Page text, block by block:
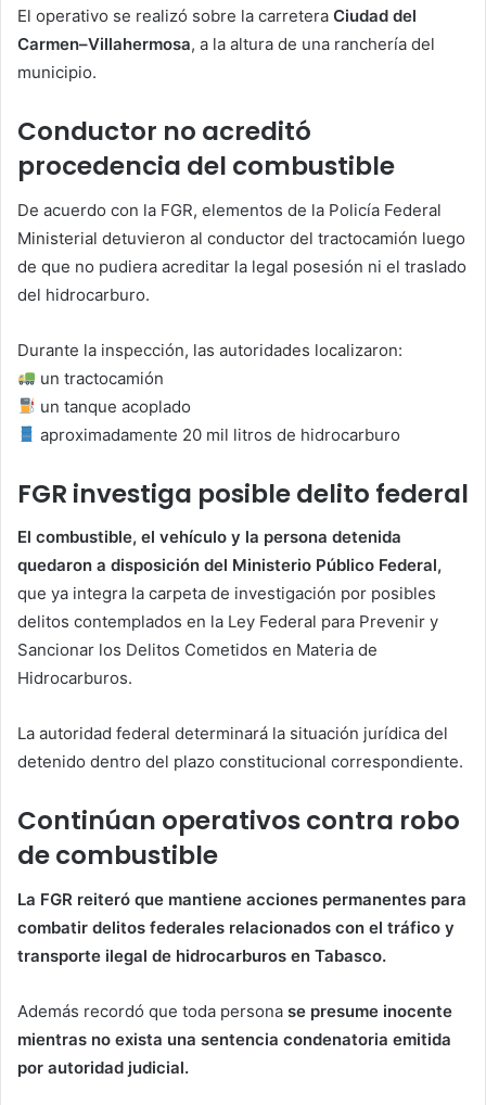
El operativo se realizó sobre la carretera Ciudad del
Carmen–Villahermosa, a la altura de una ranchería del
municipio.
Conductor no acreditó
procedencia del combustible
De acuerdo con la FGR, elementos de la Policía Federal
Ministerial detuvieron al conductor del tractocamión luego
de que no pudiera acreditar la legal posesión ni el traslado
del hidrocarburo.
Durante la inspección, las autoridades localizaron:
un tractocamión
un tanque acoplado
aproximadamente 20 mil litros de hidrocarburo
FGR investiga posible delito federal
El combustible, el vehículo y la persona detenida
quedaron a disposición del Ministerio Público Federal,
que ya integra la carpeta de investigación por posibles
delitos contemplados en la Ley Federal para Prevenir y
Sancionar los Delitos Cometidos en Materia de
Hidrocarburos.
La autoridad federal determinará la situación jurídica del
detenido dentro del plazo constitucional correspondiente.
Continúan operativos contra robo
de combustible
La FGR reiteró que mantiene acciones permanentes para
combatir delitos federales relacionados con el tráfico y
transporte ilegal de hidrocarburos en Tabasco.
Además recordó que toda persona se presume inocente
mientras no exista una sentencia condenatoria emitida
por autoridad judicial.